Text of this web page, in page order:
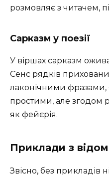
розмовляє з читачем,
Сарказм у поезії
У віршах сарказм
Сенс рядків
лаконічними фразами,
простими, але згодом
як фейєрія.
Приклади з
Звісно, без прикладів